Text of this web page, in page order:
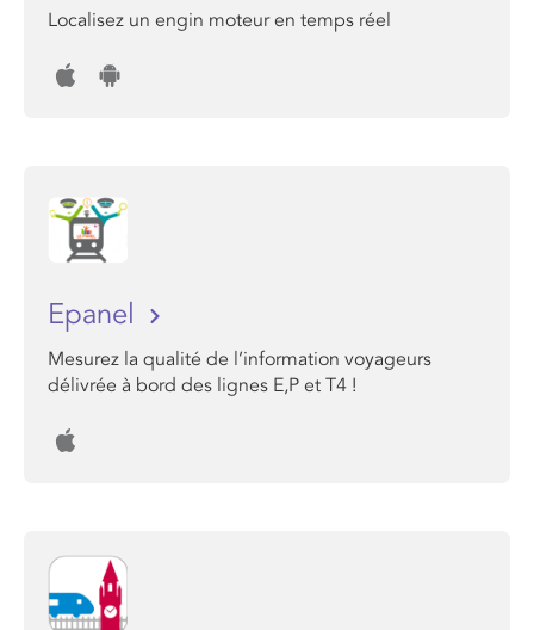
Localisez un engin moteur en temps réel
Epanel
Mesurez la qualité de l’information voyageurs
délivrée à bord des lignes E,P et T4 !